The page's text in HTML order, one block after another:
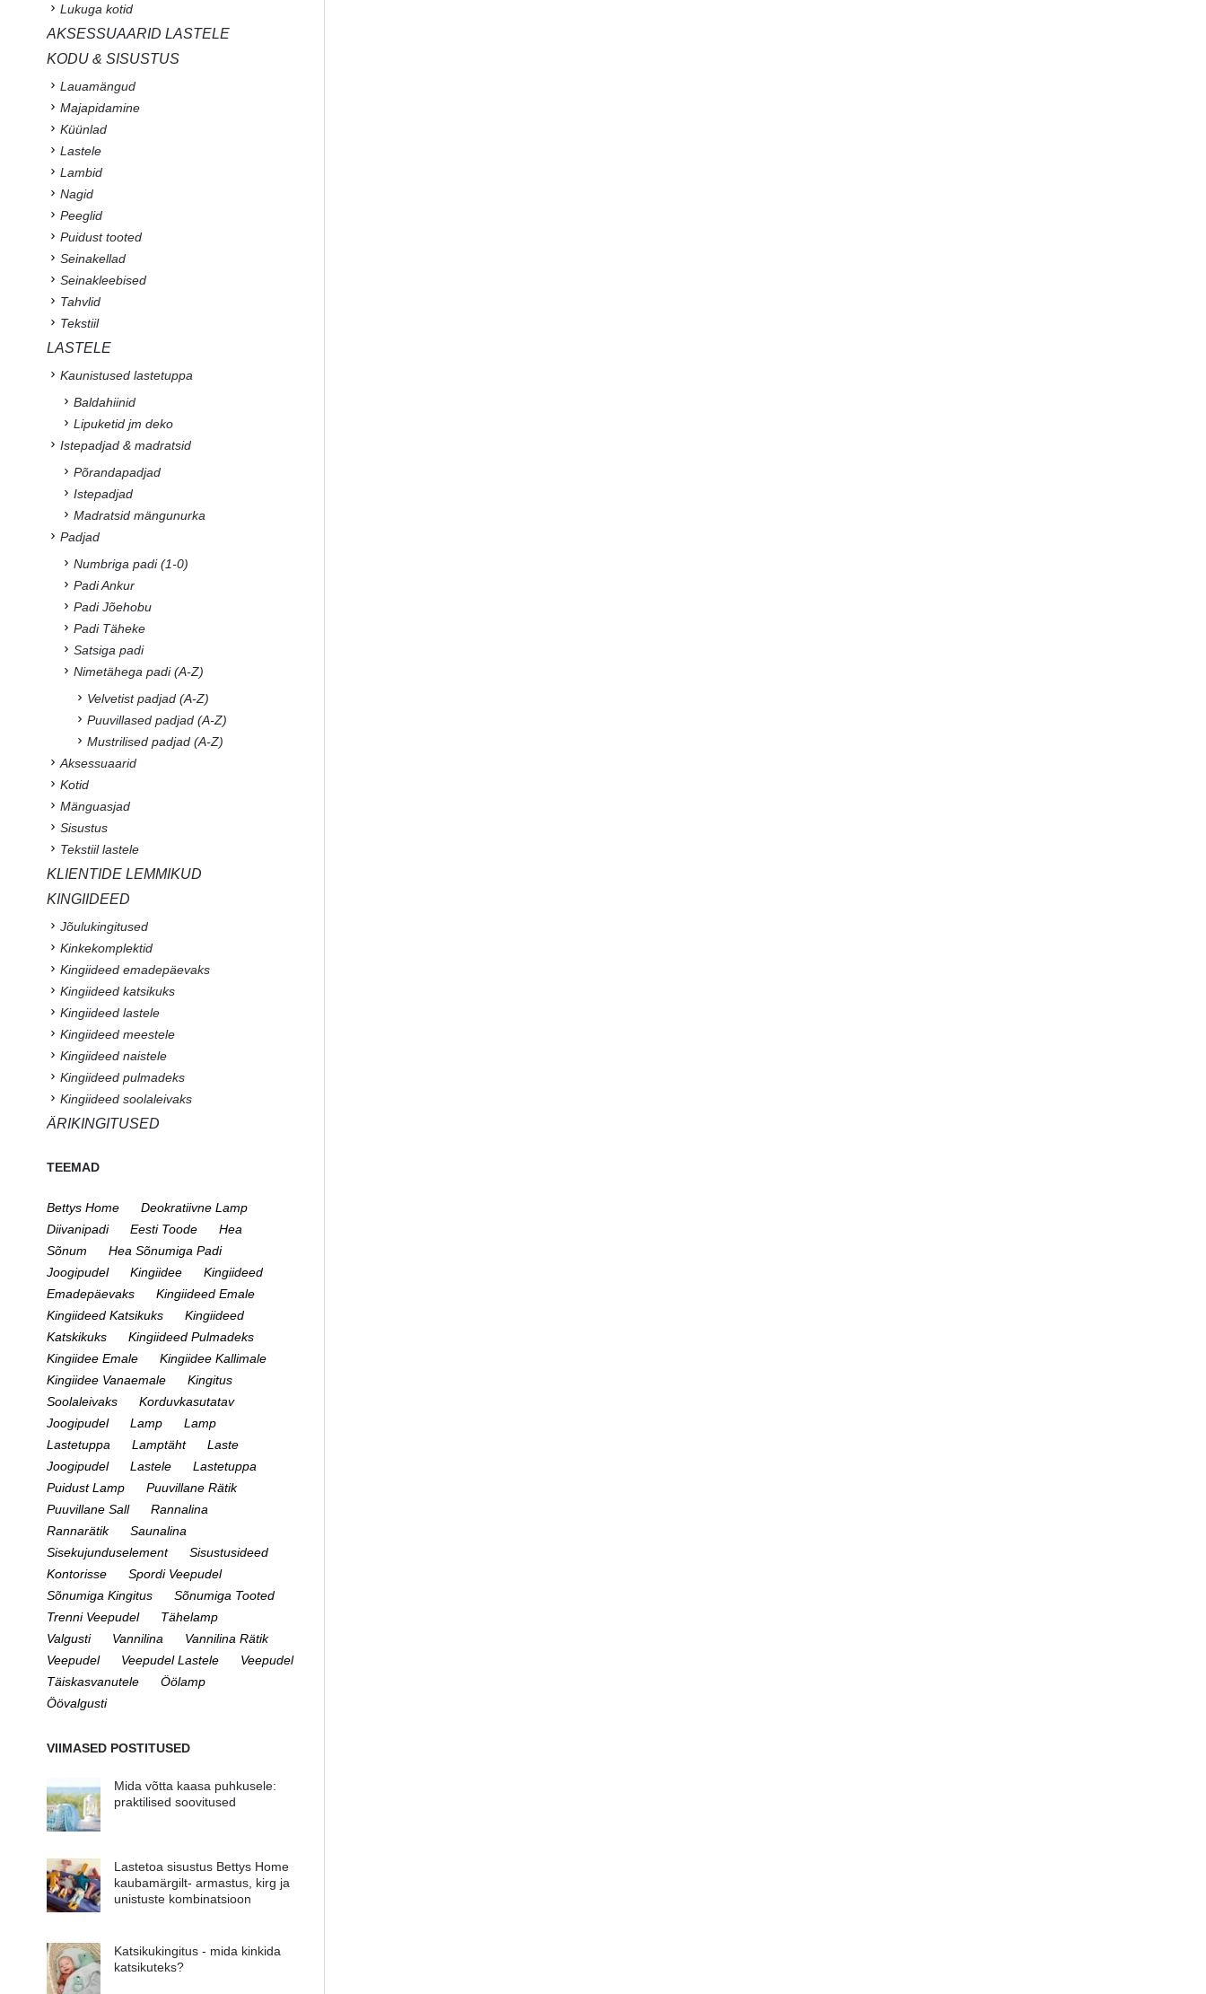
Lukuga kotid
AKSESSUAARID LASTELE
KODU & SISUSTUS
Lauamängud
Majapidamine
Küünlad
Lastele
Lambid
Nagid
Peeglid
Puidust tooted
Seinakellad
Seinakleebised
Tahvlid
Tekstiil
LASTELE
Kaunistused lastetuppa
Baldahiinid
Lipuketid jm deko
Istepadjad & madratsid
Põrandapadjad
Istepadjad
Madratsid mängunurka
Padjad
Numbriga padi (1-0)
Padi Ankur
Padi Jõehobu
Padi Täheke
Satsiga padi
Nimetähega padi (A-Z)
Velvetist padjad (A-Z)
Puuvillased padjad (A-Z)
Mustrilised padjad (A-Z)
Aksessuaarid
Kotid
Mänguasjad
Sisustus
Tekstiil lastele
KLIENTIDE LEMMIKUD
KINGIIDEED
Jõulukingitused
Kinkekomplektid
Kingiideed emadepäevaks
Kingiideed katsikuks
Kingiideed lastele
Kingiideed meestele
Kingiideed naistele
Kingiideed pulmadeks
Kingiideed soolaleivaks
ÄRIKINGITUSED
TEEMAD
Bettys Home
Deokratiivne Lamp
Diivanipadi
Eesti Toode
Hea
Sõnum
Hea Sõnumiga Padi
Joogipudel
Kingiidee
Kingiideed
Emadepäevaks
Kingiideed Emale
Kingiideed Katsikuks
Kingiideed
Katskikuks
Kingiideed Pulmadeks
Kingiidee Emale
Kingiidee Kallimale
Kingiidee Vanaemale
Kingitus
Soolaleivaks
Korduvkasutatav
Joogipudel
Lamp
Lamp
Lastetuppa
Lamptäht
Laste
Joogipudel
Lastele
Lastetuppa
Puidust Lamp
Puuvillane Rätik
Puuvillane Sall
Rannalina
Rannarätik
Saunalina
Sisekujunduselement
Sisustusideed
Kontorisse
Spordi Veepudel
Sõnumiga Kingitus
Sõnumiga Tooted
Trenni Veepudel
Tähelamp
Valgusti
Vannilina
Vannilina Rätik
Veepudel
Veepudel Lastele
Veepudel
Täiskasvanutele
Öölamp
Öövalgusti
VIIMASED POSTITUSED
Mida võtta kaasa puhkusele:
praktilised soovitused
Lastetoa sisustus Bettys Home
kaubamärgilt- armastus, kirg ja
unistuste kombinatsioon
Katsikukingitus - mida kinkida
katsikuteks?